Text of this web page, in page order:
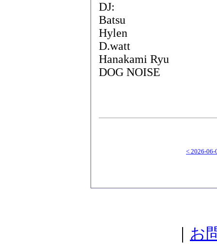
DJ:
Batsu
Hylen
D.watt
Hanakami Ryu
DOG NOISE
< 2026-06-
お